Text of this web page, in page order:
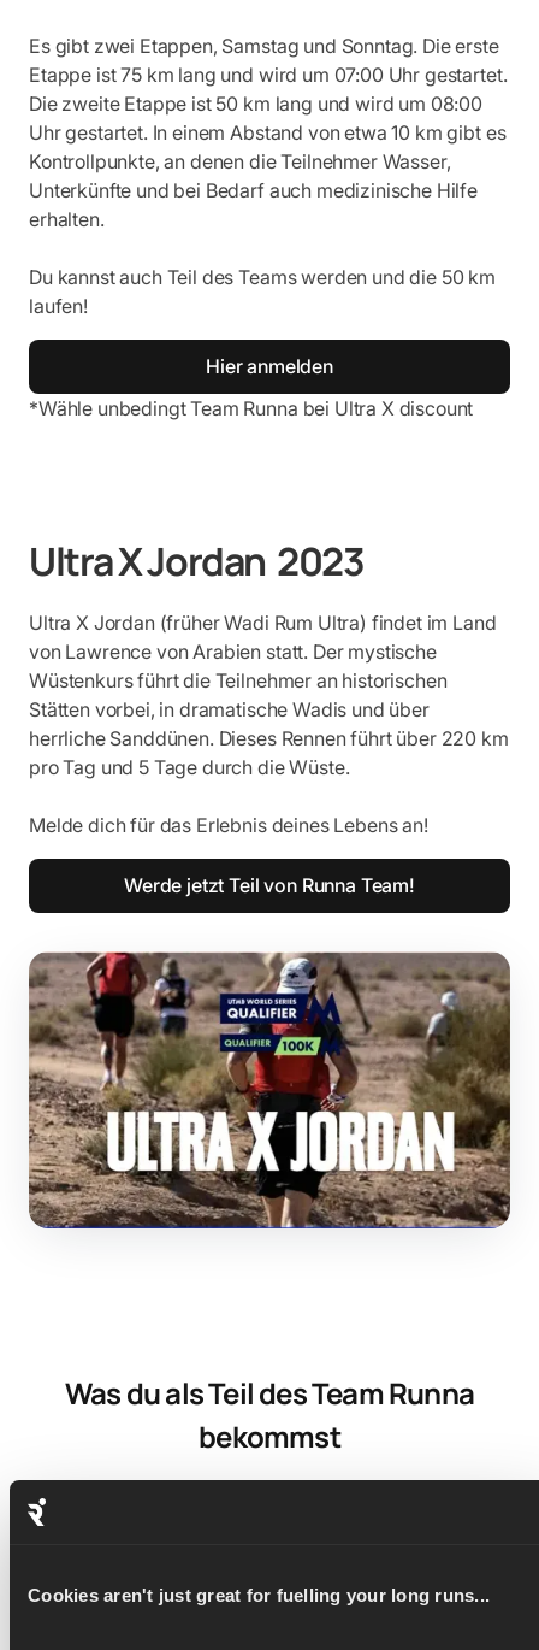
Cookies aren't just great for fuelling your long runs...
Es gibt zwei Etappen, Samstag und Sonntag. Die erste
Etappe ist 75 km lang und wird um 07:00 Uhr gestartet.
Die zweite Etappe ist 50 km lang und wird um 08:00
Uhr gestartet. In einem Abstand von etwa 10 km gibt es
Kontrollpunkte, an denen die Teilnehmer Wasser,
Unterkünfte und bei Bedarf auch medizinische Hilfe
erhalten.
Du kannst auch Teil des Teams werden und die 50 km
laufen!
Hier anmelden
*Wähle unbedingt Team Runna bei Ultra X discount
Ultra X Jordan 2023
Ultra X Jordan (früher Wadi Rum Ultra) findet im Land
von Lawrence von Arabien statt. Der mystische
Wüstenkurs führt die Teilnehmer an historischen
Stätten vorbei, in dramatische Wadis und über
herrliche Sanddünen. Dieses Rennen führt über 220 km
pro Tag und 5 Tage durch die Wüste.
Melde dich für das Erlebnis deines Lebens an!
Werde jetzt Teil von Runna Team!
Was du als Teil des Team Runna
bekommst
Du erhältst nicht nur ein Jahresabonnement,